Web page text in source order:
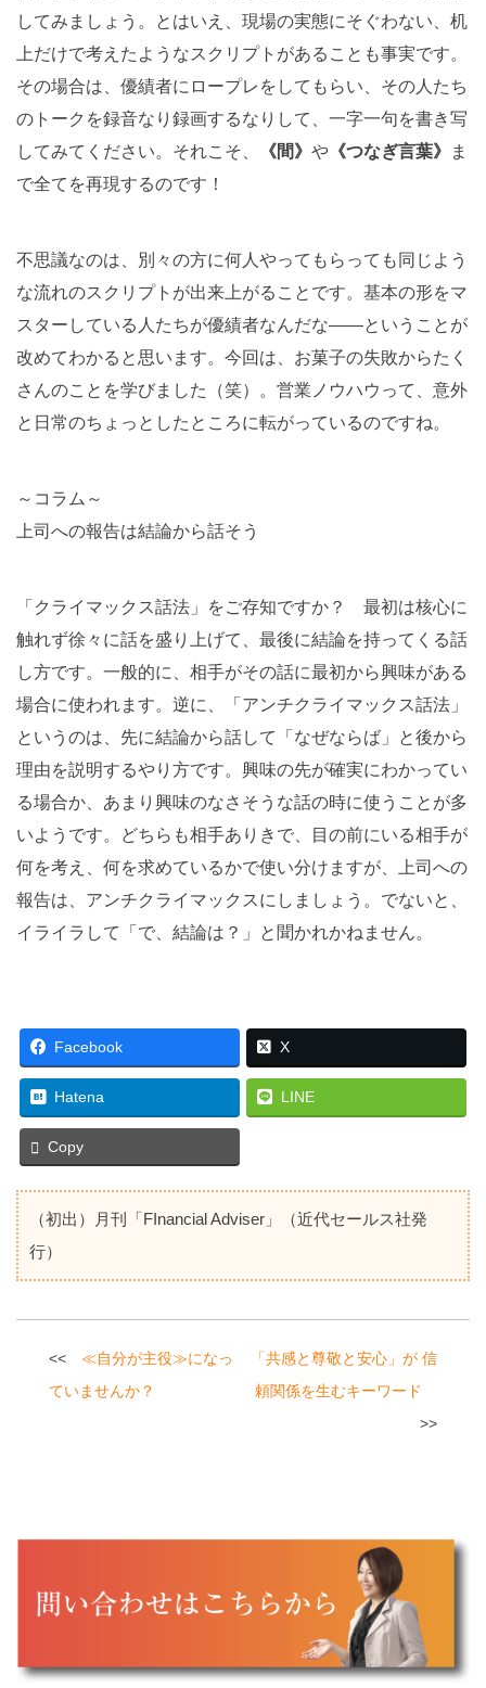
してみましょう。とはいえ、現場の実態にそぐわない、机
上だけで考えたようなスクリプトがあることも事実です。
その場合は、優績者にロープレをしてもらい、その人たち
のトークを録音なり録画するなりして、一字一句を書き写
してみてください。それこそ、
《間》 や 《つなぎ言葉》
ま
で全てを再現するのです！
不思議なのは、別々の方に何人やってもらっても同じよう
な流れのスクリプトが出来上がることです。基本の形をマ
スターしている人たちが優績者なんだな――ということが
改めてわかると思います。今回は、お菓子の失敗からたく
さんのことを学びました（笑）。営業ノウハウって、意外
と日常のちょっとしたところに転がっているのですね。
～コラム～
上司への報告は結論から話そう
「クライマックス話法」をご存知ですか？ 最初は核心に
触れず徐々に話を盛り上げて、最後に結論を持ってくる話
し方です。一般的に、相手がその話に最初から興味がある
場合に使われます。逆に、「アンチクライマックス話法」
というのは、先に結論から話して「なぜならば」と後から
理由を説明するやり方です。興味の先が確実にわかってい
る場合か、あまり興味のなさそうな話の時に使うことが多
いようです。どちらも相手ありきで、目の前にいる相手が
何を考え、何を求めているかで使い分けますが、上司への
報告は、アンチクライマックスにしましょう。でないと、
イライラして「で、結論は？」と聞かれかねません。
Facebook X
Hatena LINE
Copy
（初出）月刊「FInancial Adviser」（近代セールス社発
行）
投
稿
ー
ョ
≪自分が主役≫になっ
ていませんか？
「共感と尊敬と安心」が 信
頼関係を生むキーワード